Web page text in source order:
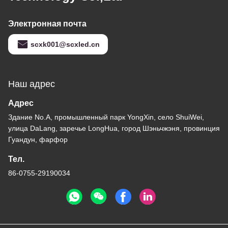
Электронная почта
scxk001@scxled.cn
Наш адрес
Адрес
Здание No.A, промышленный парк YongXin, село ShuiWei,
улица DaLang, заречье LongHua, город Шэньчжэня, провинция
Гуандун, фарфор
Тел.
86-0755-29190034